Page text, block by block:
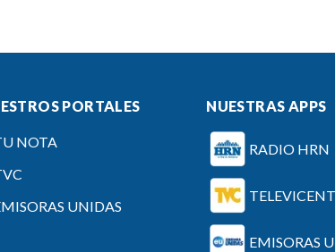
PORTALES
NOTA
UNIDAS
NUESTRAS APPS
RADIO HRN
EMISORAS